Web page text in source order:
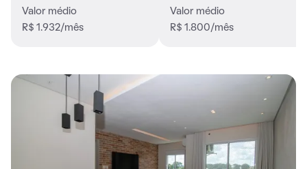
Valor médio
R$ 1.932/mês
Valor médio
R$ 1.800/mês